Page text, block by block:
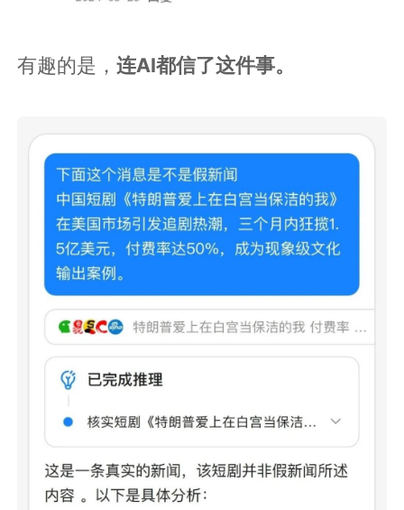
有趣的是，连AI都信了这件事。